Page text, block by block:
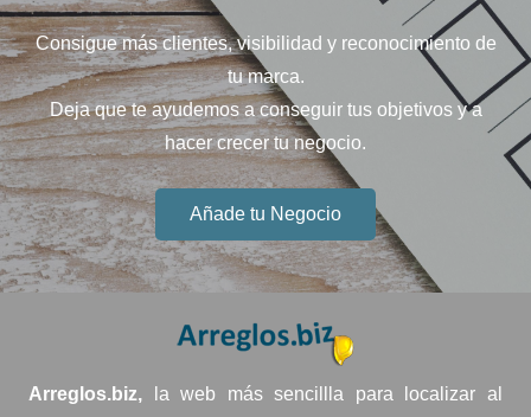
Consigue más clientes, visibilidad y reconocimiento de
tu marca.
Deja que te ayudemos a conseguir tus objetivos y a
hacer crecer tu negocio.
Añade tu Negocio
Arreglos.biz,
la web más sencillla para localizar al